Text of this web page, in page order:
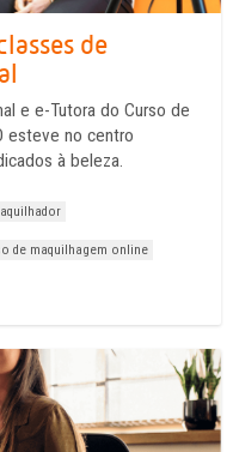
de
e e-Tutora do Curso de
esteve no centro
à beleza.
de maquilhagem online